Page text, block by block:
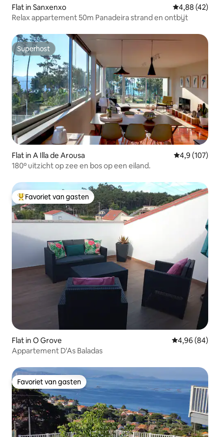
Flat in Sanxenxo Gemiddelde
4,88 (42)
Relax appartement 50m Panadeira strand en ontbijt
Superhost
Superhost
Flat in A Illa de Arousa Gemiddelde
4,9 (107)
180º uitzicht op zee en bos op een eiland.
Topfavoriet van gasten
Favoriet van gasten
Flat in O Grove Gemiddelde
4,96 (84)
Appartement D'As Baladas
Favoriet van gasten
Favoriet van gasten